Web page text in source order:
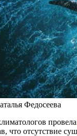
Федосеева
провела
что отсутствие